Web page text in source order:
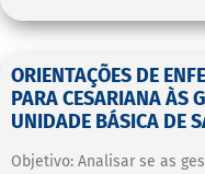
ORIENTAÇÕES DE
PARA CESARIANA ÀS
UNIDADE BÁSICA DE
Objetivo: Analisar se as